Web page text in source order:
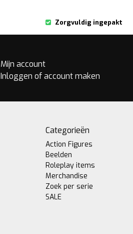
Zorgvuldig ingepakt
Mijn account
Inloggen of account maken
Categorieën
Action Figures
Beelden
Roleplay items
Merchandise
Zoek per serie
SALE